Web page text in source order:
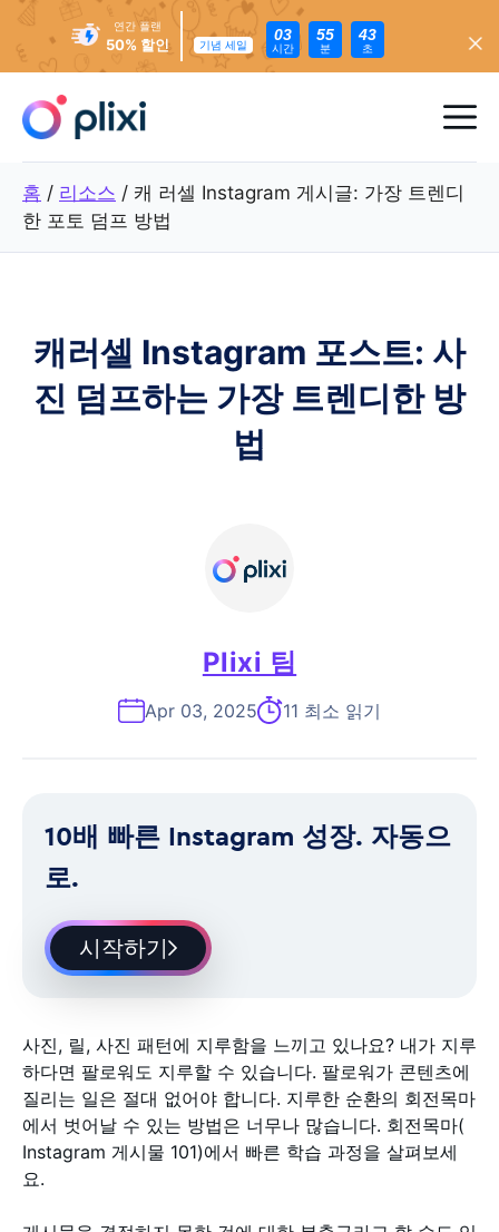
뛰
50% 할인
연간 플랜
기념 세일
03
시간
55
분
41
초
메
홈 / 리소스 / 캐 러셀 Instagram 게시글: 가장 트렌디
한 포토 덤프 방법
캐러셀 Instagram 포스트: 사
진 덤프하는 가장 트렌디한 방
법
Plixi 팀
Apr 03, 2025 11 최소 읽기
10배 빠른 Instagram 성장. 자동으
로.
시작하기
사진, 릴, 사진 패턴에 지루함을 느끼고 있나요? 내가 지루
하다면 팔로워도 지루할 수 있습니다. 팔로워가 콘텐츠에
질리는 일은 절대 없어야 합니다. 지루한 순환의 회전목마
에서 벗어날 수 있는 방법은 너무나 많습니다. 회전목마(
Instagram 게시물 101)에서 빠른 학습 과정을 살펴보세
요.